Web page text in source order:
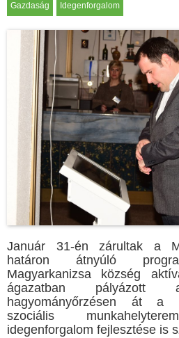
Gazdaság Idegenforgalom
Január 31-én zárultak a
határon átnyúló
Magyarkanizsa község
ágazatban
hagyományőrzésen át a
szociális
idegenforgalom fejlesztése is